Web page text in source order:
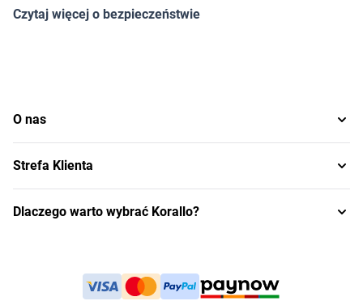
Czytaj więcej o bezpieczeństwie
O nas
Strefa Klienta
Dlaczego warto wybrać Korallo?